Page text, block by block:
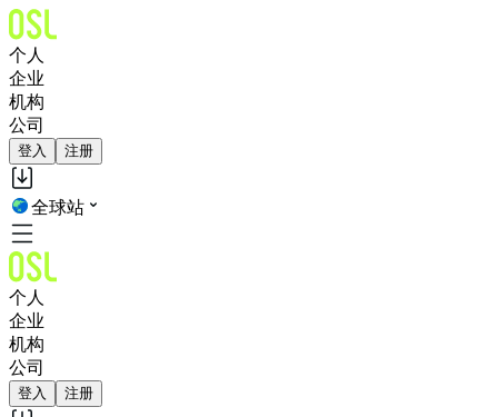
个人
企业
机构
公司
登入 注册
全球站
个人
企业
机构
公司
登入 注册